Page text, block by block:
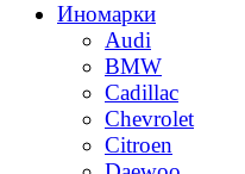
Иномарки
Audi
BMW
Cadillac
Chevrolet
Citroen